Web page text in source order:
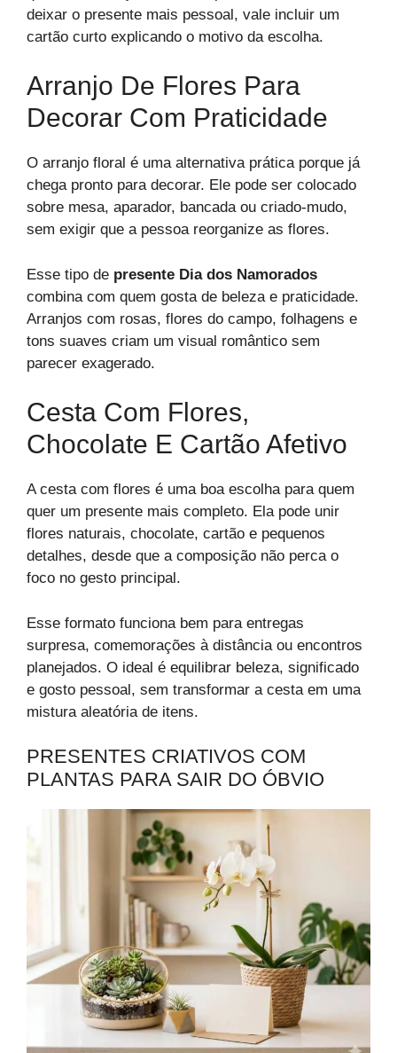
deixar o presente mais pessoal, vale incluir um
cartão curto explicando o motivo da escolha.
Arranjo De Flores Para
Decorar Com Praticidade
O arranjo floral é uma alternativa prática porque já
chega pronto para decorar. Ele pode ser colocado
sobre mesa, aparador, bancada ou criado-mudo,
sem exigir que a pessoa reorganize as flores.
Esse tipo de presente Dia dos Namorados
combina com quem gosta de beleza e praticidade.
Arranjos com rosas, flores do campo, folhagens e
tons suaves criam um visual romântico sem
parecer exagerado.
Cesta Com Flores,
Chocolate E Cartão Afetivo
A cesta com flores é uma boa escolha para quem
quer um presente mais completo. Ela pode unir
flores naturais, chocolate, cartão e pequenos
detalhes, desde que a composição não perca o
foco no gesto principal.
Esse formato funciona bem para entregas
surpresa, comemorações à distância ou encontros
planejados. O ideal é equilibrar beleza, significado
e gosto pessoal, sem transformar a cesta em uma
mistura aleatória de itens.
PRESENTES CRIATIVOS COM
PLANTAS PARA SAIR DO ÓBVIO